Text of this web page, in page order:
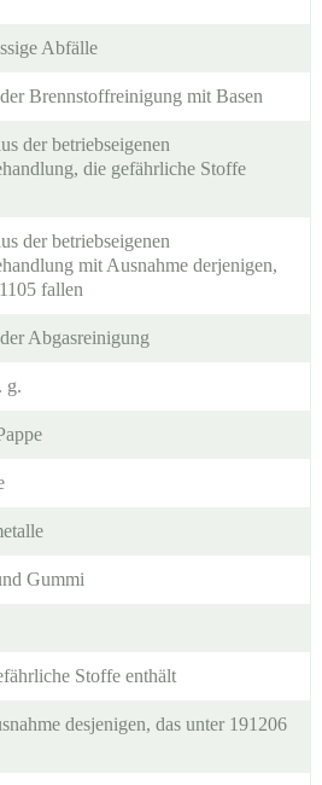
Abfälle
Brennstoffreinigung mit Basen
der betriebseigenen
die gefährliche Stoffe
der betriebseigenen
mit Ausnahme derjenigen,
fallen
Abgasreinigung
g.
Gummi
Stoffe enthält
desjenigen, das unter 191206